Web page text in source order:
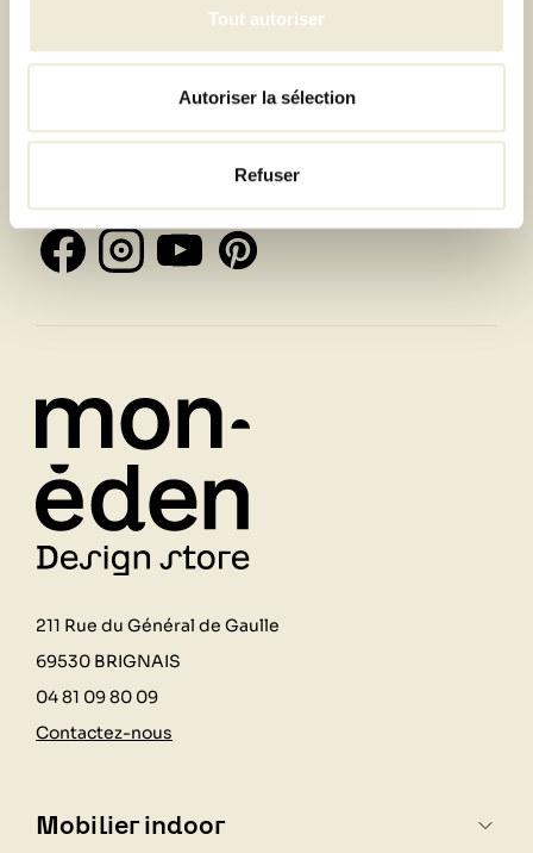
Tout autoriser
Autoriser la sélection
Refuser
Suivez-nous
Inscrivez-vous à la newsletter et recevez toutes les
211 Rue du Général de Gaulle
69530 BRIGNAIS
04 81 09 80 09
Contactez-nous
Mobilier indoor